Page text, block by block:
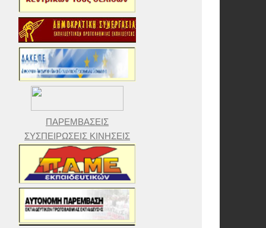
ΠΑΡΕΜΒΑΣΕΙΣ
ΣΥΣΠΕΙΡΩΣΕΙΣ ΚΙΝΗΣΕΙΣ